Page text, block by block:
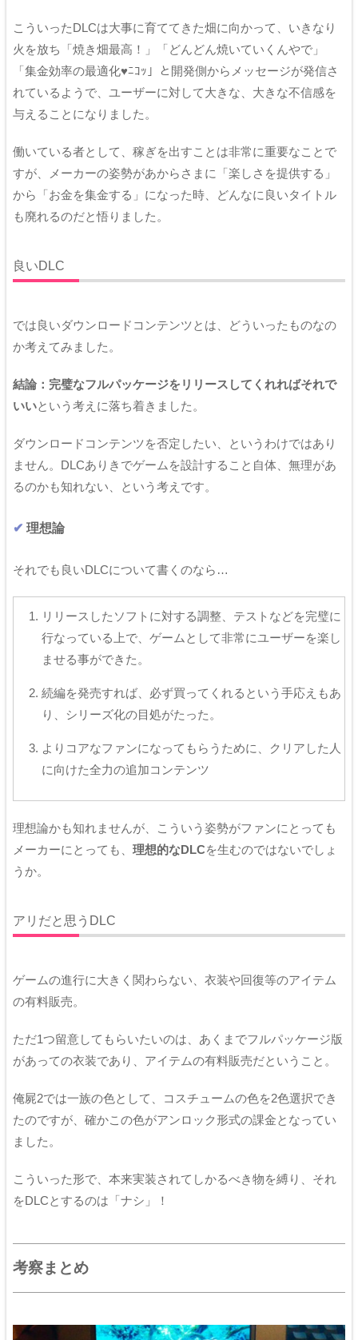
こういったDLCは大事に育ててきた畑に向かって、いきなり
火を放ち「焼き畑最高！」「どんどん焼いていくんやで」
「集金効率の最適化♥ﾆｺｯ」と開発側からメッセージが発信さ
れているようで、ユーザーに対して大きな、大きな不信感を
与えることになりました。
働いている者として、稼ぎを出すことは非常に重要なことで
すが、メーカーの姿勢があからさまに「楽しさを提供する」
から「お金を集金する」になった時、どんなに良いタイトル
も廃れるのだと悟りました。
良いDLC
では良いダウンロードコンテンツとは、どういったものなの
か考えてみました。
結論：完璧なフルパッケージをリリースしてくれればそれで
いいという考えに落ち着きました。
ダウンロードコンテンツを否定したい、というわけではあり
ません。DLCありきでゲームを設計すること自体、無理があ
るのかも知れない、という考えです。
理想論
それでも良いDLCについて書くのなら…
リリースしたソフトに対する調整、テストなどを完璧に
行なっている上で、ゲームとして非常にユーザーを楽し
ませる事ができた。
続編を発売すれば、必ず買ってくれるという手応えもあ
り、シリーズ化の目処がたった。
よりコアなファンになってもらうために、クリアした人
に向けた全力の追加コンテンツ
理想論かも知れませんが、こういう姿勢がファンにとっても
メーカーにとっても、 理想的なDLCを生むのではないでしょ
うか。
アリだと思うDLC
ゲームの進行に大きく関わらない、衣装や回復等のアイテム
の有料販売。
ただ1つ留意してもらいたいのは、あくまでフルパッケージ版
があっての衣装であり、アイテムの有料販売だということ。
俺屍2では一族の色として、コスチュームの色を2色選択でき
たのですが、確かこの色がアンロック形式の課金となってい
ました。
こういった形で、本来実装されてしかるべき物を縛り、それ
をDLCとするのは「ナシ」！
考察まとめ